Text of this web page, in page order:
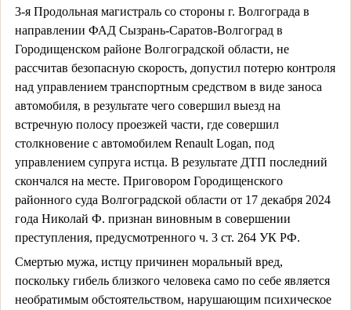
3-я Продольная магистраль со стороны г. Волгограда в
направлении ФАД Сызрань-Саратов-Волгоград в
Городищенском районе Волгоградской области, не
рассчитав безопасную скорость, допустил потерю контроля
над управлением транспортным средством в виде заноса
автомобиля, в результате чего совершил выезд на
встречную полосу проезжей части, где совершил
столкновение с автомобилем Renault Logan, под
управлением супруга истца. В результате ДТП последний
скончался на месте. Приговором Городищенского
районного суда Волгоградской области от 17 декабря 2024
года Николай Ф. признан виновным в совершении
преступления, предусмотренного ч. 3 ст. 264 УК РФ.
Смертью мужа, истцу причинен моральный вред,
поскольку гибель близкого человека само по себе является
необратимым обстоятельством, нарушающим психическое